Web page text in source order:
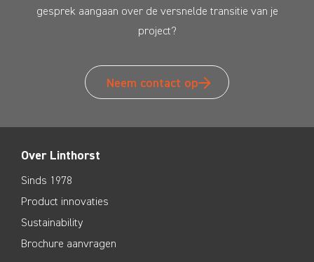
gesprek aangaan over de versnelde transitie van je
project?
Neem contact op
Over Linthorst
Sinds 1978
Product innovaties
Sustainability
Brochure aanvragen